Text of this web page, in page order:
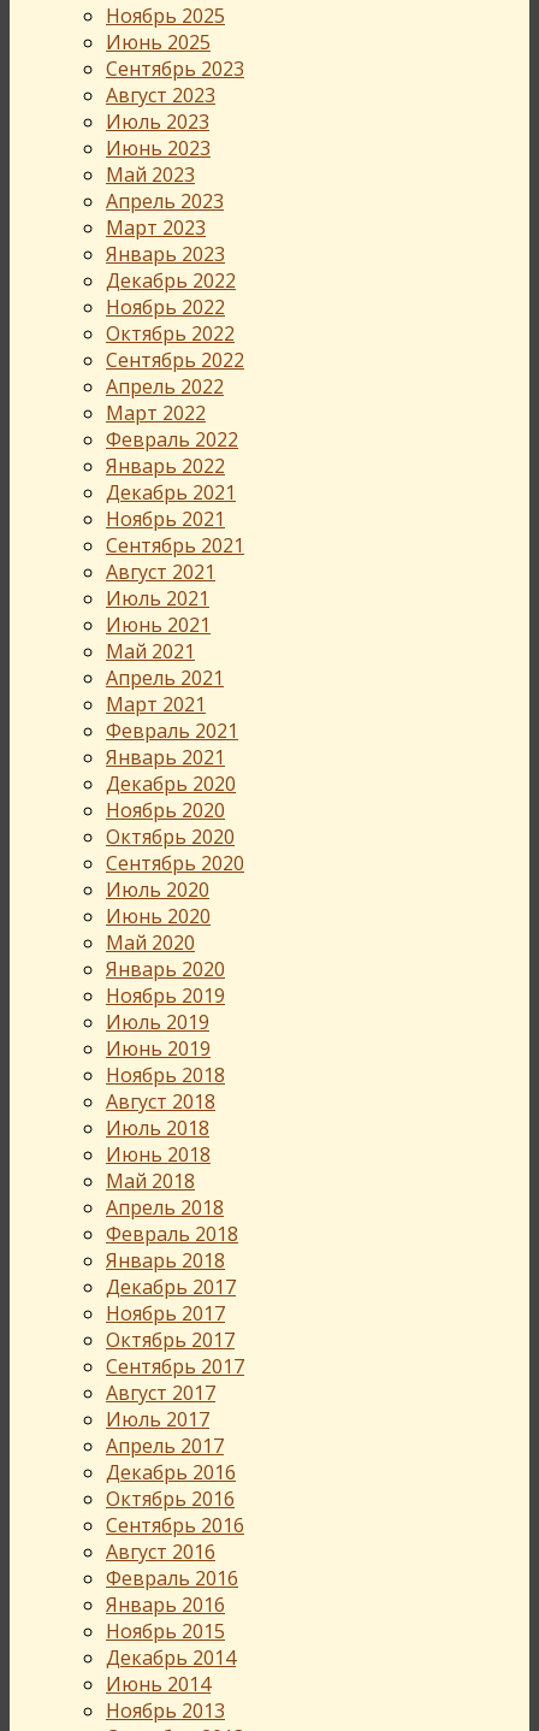
Ноябрь 2025
Июнь 2025
Сентябрь 2023
Август 2023
Июль 2023
Июнь 2023
Май 2023
Апрель 2023
Март 2023
Январь 2023
Декабрь 2022
Ноябрь 2022
Октябрь 2022
Сентябрь 2022
Апрель 2022
Март 2022
Февраль 2022
Январь 2022
Декабрь 2021
Ноябрь 2021
Сентябрь 2021
Август 2021
Июль 2021
Июнь 2021
Май 2021
Апрель 2021
Март 2021
Февраль 2021
Январь 2021
Декабрь 2020
Ноябрь 2020
Октябрь 2020
Сентябрь 2020
Июль 2020
Июнь 2020
Май 2020
Январь 2020
Ноябрь 2019
Июль 2019
Июнь 2019
Ноябрь 2018
Август 2018
Июль 2018
Июнь 2018
Май 2018
Апрель 2018
Февраль 2018
Январь 2018
Декабрь 2017
Ноябрь 2017
Октябрь 2017
Сентябрь 2017
Август 2017
Июль 2017
Апрель 2017
Декабрь 2016
Октябрь 2016
Сентябрь 2016
Август 2016
Февраль 2016
Январь 2016
Ноябрь 2015
Декабрь 2014
Июнь 2014
Ноябрь 2013